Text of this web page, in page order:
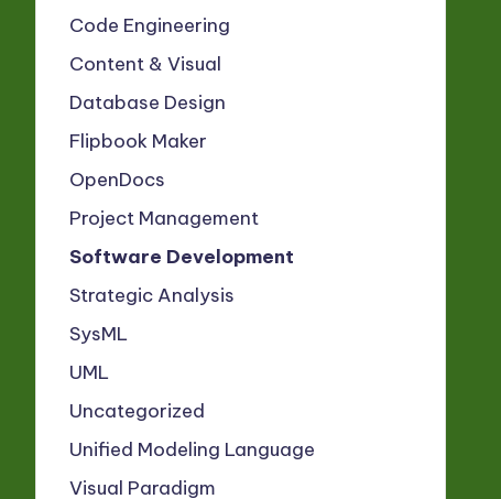
Code Engineering
Content & Visual
Database Design
Flipbook Maker
OpenDocs
Project Management
Software Development
Strategic Analysis
SysML
UML
Uncategorized
Unified Modeling Language
Visual Paradigm